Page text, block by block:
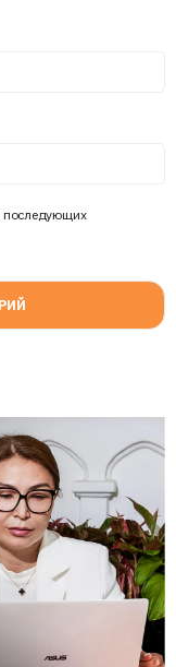
последующих